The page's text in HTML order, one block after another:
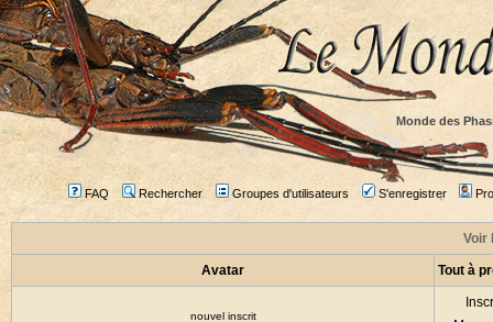
Monde des
FAQ Rechercher Groupes d'utilisateurs S'enregistrer
Voir
Avatar Tout à
nouvel inscrit